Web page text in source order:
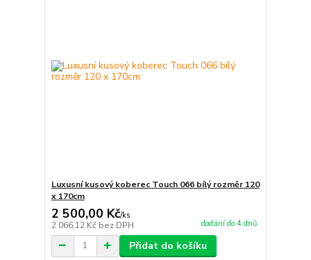
Luxusní kusový koberec Touch 066 bílý rozměr 120
x 170cm
2 500,00 Kč/ks
2 066,12 Kč bez DPH dodání do 4 dnů
Přidat do košíku